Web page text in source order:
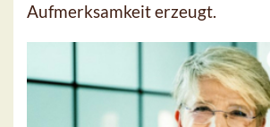
Aufmerksamkeit erzeugt.